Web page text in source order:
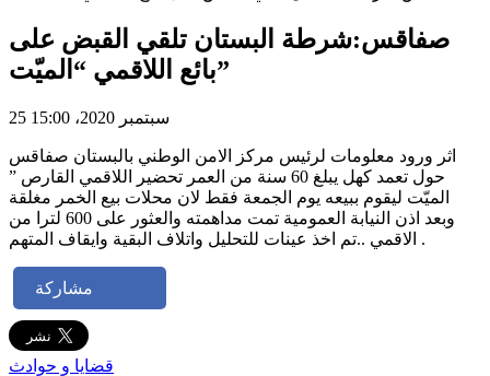
صفاقس:شرطة البستان تلقي القبض على
بائع اللاقمي “الميّت”
25 سبتمبر 2020، 15:00
اثر ورود معلومات لرئيس مركز الامن الوطني بالبستان صفاقس
حول تعمد كهل يبلغ 60 سنة من العمر تحضير اللاقمي القارص ”
الميّت ليقوم ببيعه يوم الجمعة فقط لان محلات بيع الخمر مغلقة
وبعد اذن النيابة العمومية تمت مداهمته والعثور على 600 لترا من
الاقمي ..تم اخذ عينات للتحليل واتلاف البقية وايقاف المتهم .
مشاركة
قضايا و حوادث